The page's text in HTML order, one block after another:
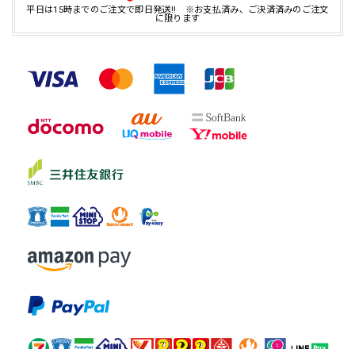
平日は15時までのご注文で即日発送!! ※お支払済み、ご決済済みのご注文
に限ります